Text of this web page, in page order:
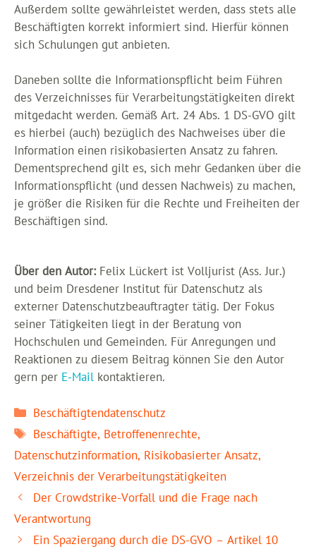
Außerdem sollte gewährleistet werden, dass stets alle
Beschäftigten korrekt informiert sind. Hierfür können
sich Schulungen gut anbieten.
Daneben sollte die Informationspflicht beim Führen
des Verzeichnisses für Verarbeitungstätigkeiten direkt
mitgedacht werden. Gemäß Art. 24 Abs. 1 DS-GVO gilt
es hierbei (auch) bezüglich des Nachweises über die
Information einen risikobasierten Ansatz zu fahren.
Dementsprechend gilt es, sich mehr Gedanken über die
Informationspflicht (und dessen Nachweis) zu machen,
je größer die Risiken für die Rechte und Freiheiten der
Beschäftigen sind.
Über den Autor:Felix Lückert ist Volljurist (Ass. Jur.)
und beim Dresdener Institut für Datenschutz als
externer Datenschutzbeauftragter tätig. Der Fokus
seiner Tätigkeiten liegt in der Beratung von
Hochschulen und Gemeinden. Für Anregungen und
Reaktionen zu diesem Beitrag können Sie den Autor
gern per E-Mail kontaktieren.
Kategorien
Beschäftigtendatenschutz
Schlagwörter
Beschäftigte, Betroffenenrechte,
Datenschutzinformation, Risikobasierter Ansatz,
Verzeichnis der Verarbeitungstätigkeiten
Der Crowdstrike-Vorfall und die Frage nach
Verantwortung
Ein Spaziergang durch die DS-GVO – Artikel 10